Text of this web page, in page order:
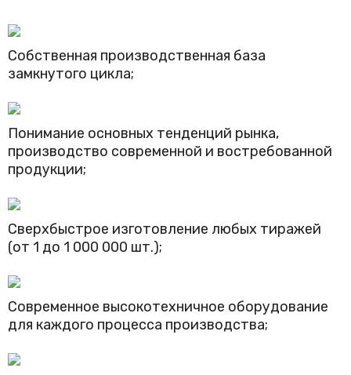
Собственная производственная база
замкнутого цикла;
Понимание основных тенденций рынка,
производство современной и востребованной
продукции;
Сверхбыстрое изготовление любых тиражей
(от 1 до 1 000 000 шт.);
Современное высокотехничное оборудование
для каждого процесса производства;